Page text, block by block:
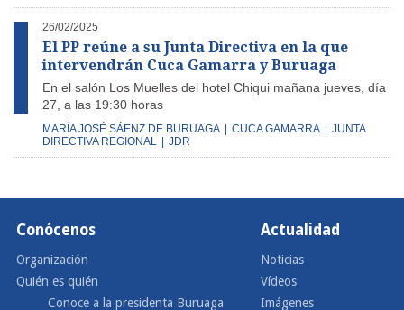
26/02/2025
El PP reúne a su Junta Directiva en la que
intervendrán Cuca Gamarra y Buruaga
En el salón Los Muelles del hotel Chiqui mañana jueves, día
27, a las 19:30 horas
MARÍA JOSÉ SÁENZ DE BURUAGA CUCA GAMARRA
JUNTA
DIRECTIVA REGIONAL
JDR
Conócenos
Organización
Quién es quién
Conoce a la presidenta Buruaga
Actualidad
Noticias
Vídeos
Imágenes